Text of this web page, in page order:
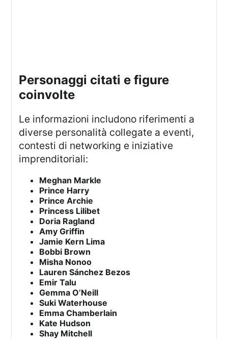
personaggi citati e figure
coinvolte
Le informazioni includono riferimenti a
diverse personalità collegate a eventi,
contesti di networking e iniziative
imprenditoriali:
Meghan Markle
Prince Harry
Prince Archie
Princess Lilibet
Doria Ragland
Amy Griffin
Jamie Kern Lima
Bobbi Brown
Misha Nonoo
Lauren Sánchez Bezos
Emir Talu
Gemma O’Neill
Suki Waterhouse
Emma Chamberlain
Kate Hudson
Shay Mitchell